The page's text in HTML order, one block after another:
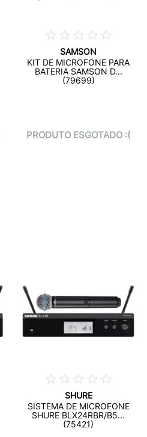
SAMSON
KIT DE MICROFONE PARA
BATERIA SAMSON D...
(79699)
PRODUTO ESGOTADO :(
SHURE
SISTEMA DE MICROFONE
SHURE BLX24RBR/B5...
(75421)